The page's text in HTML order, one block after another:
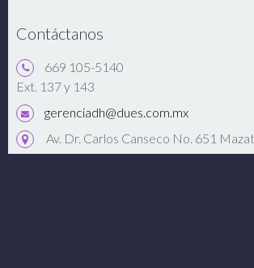
Contáctanos
669 105-5140
Ext. 137 y 143
gerenciadh@dues.com.mx
Av. Dr. Carlos Canseco No. 651
México 82127.